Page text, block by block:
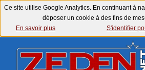
Ce site utilise Google Analytics. En continuant à
déposer un cookie à des fins de
En savoir plus
S'identifier